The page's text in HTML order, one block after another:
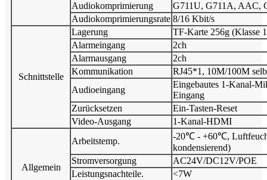
Audiokomprimierung
G711U, G711A, AAC,
Audiokomprimierungsrate 8/16 Kbit/s
Schnittstelle
Lagerung
TF-Karte 256g (Klasse
Alarmeingang
2ch
Alarmausgang
2ch
Kommunikation
RJ45*1, 10M/100M
Audioeingang
Eingebautes 1-Kanal-
Eingang
Zurücksetzen
Ein-Tasten-Reset
Video-Ausgang
1-Kanal-HDMI
Allgemein
Arbeitstemp.
-20℃ - +60℃,
kondensierend)
Stromversorgung
AC24V/DC12V/POE
Leistungsnachteile.
<7W